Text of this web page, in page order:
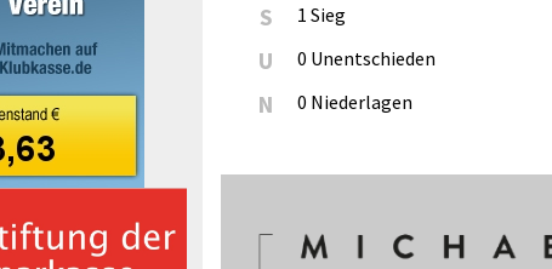
S 1 Sieg
U 0 Unentschieden
N 0 Niederlagen